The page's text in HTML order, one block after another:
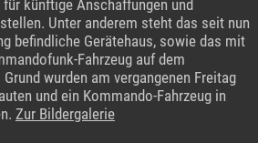
künftige Anschaffungen und
Unter anderem steht das seit nun
befindliche Gerätehaus, sowie das mit
Fahrzeug auf dem
wurden am vergangenen Freitag
und ein Kommando-Fahrzeug in
Zur Bildergalerie